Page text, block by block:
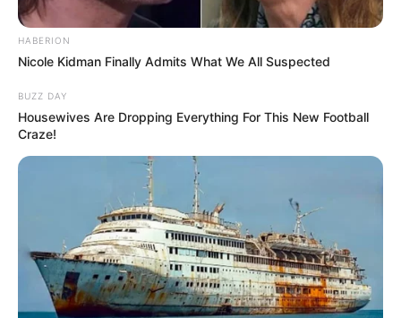
HABERION
Nicole Kidman Finally Admits What We All Suspected
BUZZ DAY
Housewives Are Dropping Everything For This New Football
Craze!